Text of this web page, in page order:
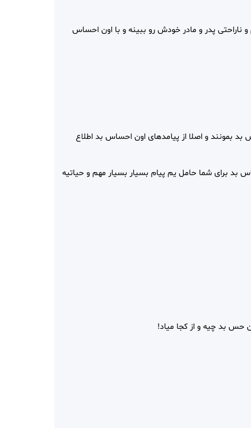
پدر و مادر خودش رو ببینه و با اون احساس
بمونند و اصلا از پیامدهای اون احساس بد اطلاع
بد برای شما حامل یم پیام بسیار بسیار مهم و حیاتیه
حس بد چیه و از کجا میاد!